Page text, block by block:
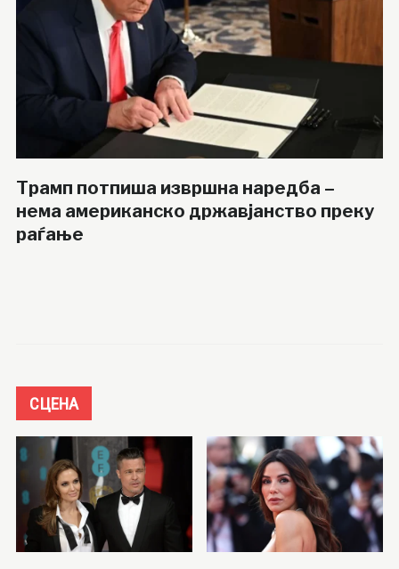
Трамп потпиша извршна наредба –
нема американско државјанство преку
раѓање
СЦЕНА